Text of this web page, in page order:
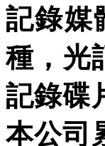
記錄媒
種，光
記錄碟
本公司